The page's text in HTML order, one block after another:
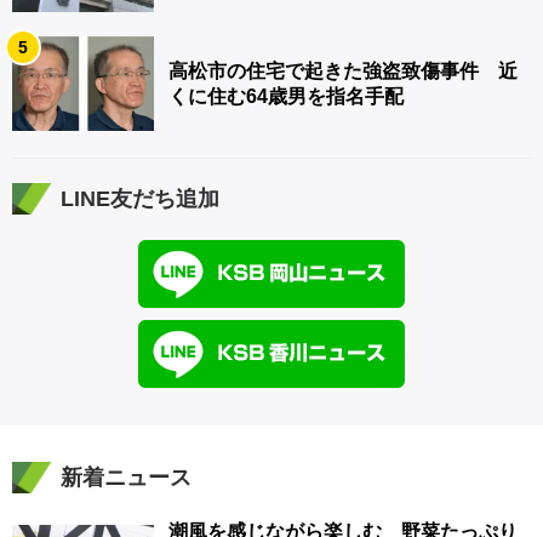
5
高松市の住宅で起きた強盗致傷事件 近
くに住む64歳男を指名手配
LINE友だち追加
新着ニュース
潮風を感じながら楽しむ 野菜たっぷり